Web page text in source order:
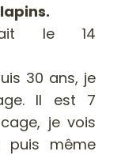
le 14
30 ans, je
Il est 7
je vois
puis même